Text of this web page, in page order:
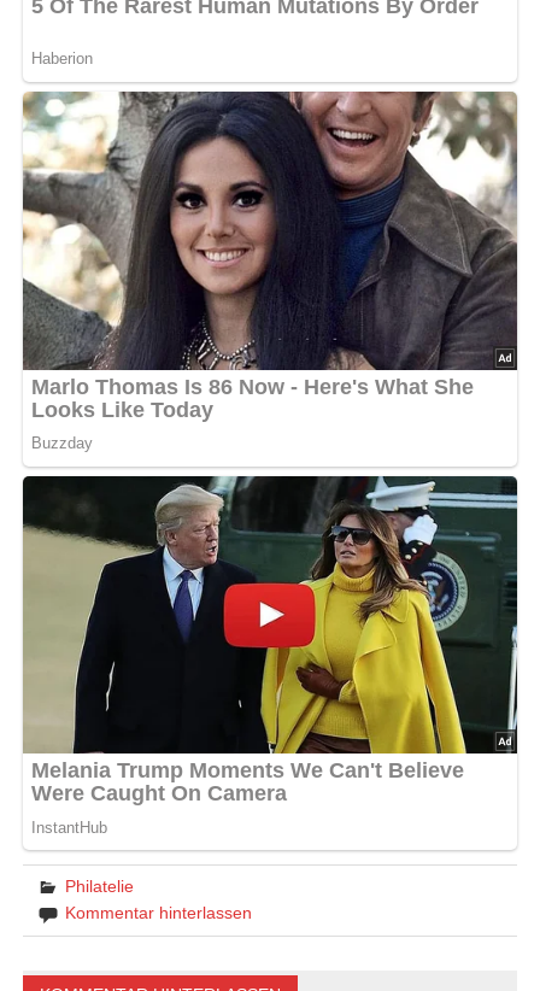
Philatelie
Kommentar hinterlassen